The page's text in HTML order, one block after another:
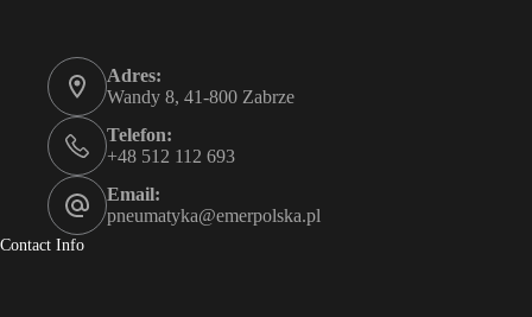
Adres:
Wandy 8, 41-800 Zabrze
Telefon:
+48 512 112 693
Email:
pneumatyka@emerpolska.pl
Contact Info